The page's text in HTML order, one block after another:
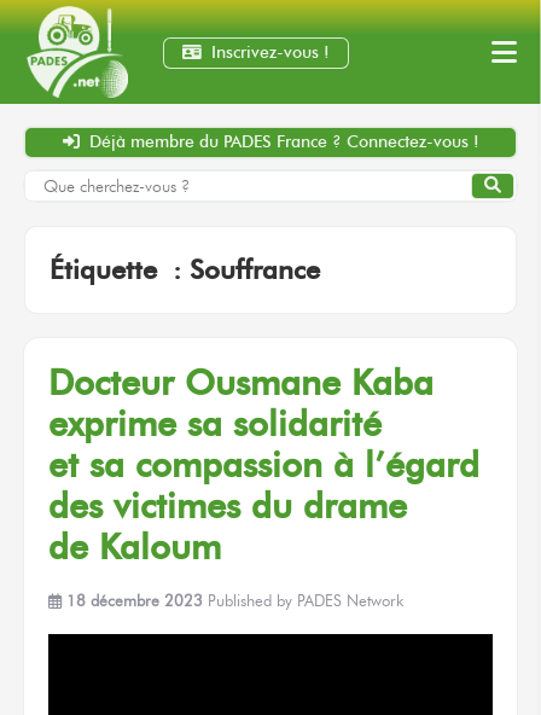
Inscrivez-vous !
Déjà membre du PADES France ? Connectez-vous !
Étiquette : Souffrance
Docteur Ousmane Kaba
exprime sa solidarité
et sa compassion à l’égard
des victimes du drame
de Kaloum
18 décembre 2023 Published by PADES Network